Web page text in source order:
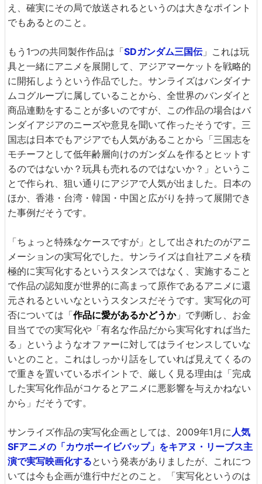
え、確実にその局で放送されるというのは大きなポイント
でもあるとのこと。
もう1つの共同製作作品は「SDガンダム三国伝」これは玩
具と一緒にアニメを展開して、アジアマーケットを戦略的
に開拓しようという作品でした。サンライズはバンダイナ
ムコグループに属していることから、全世界のバンダイと
商品連動をすることが多いのですが、この作品の場合はバ
ンダイアジアのニーズや意見を聞いて作ったそうです。三
国志は日本でもアジアでも人気があることから「三国志を
モチーフとして低年齢層向けのガンダムを作るとヒットす
るのではないか？玩具も売れるのではないか？」というこ
とで作られ、狙い通りにアジアで人気が出ました。日本の
ほか、香港・台湾・韓国・中国と広がりを持って展開でき
た事例だそうです。
「ちょっと特殊なケースですが」として出されたのがアニ
メーションの実写化でした。サンライズは自社アニメを積
極的に実写化するというスタンスではなく、実施すること
で作品の認知度が世界的に高まって原作であるアニメに還
元されるといいなというスタンスだそうです。実写化の可
否については「作品に愛があるかどうか」で判断し、お金
目当てでの実写化や「有名な作品だから実写化すれば当た
る」というようなオファーに対してはライセンスしていな
いとのこと。これはしっかり話をしていれば見えてくるの
で重きを置いているポイントで、厳しく見る理由は「完成
した実写化作品がコケるとアニメに悪影響を与えかねない
から」だそうです。
サンライズ作品の実写化企画としては、2009年1月に人気
SFアニメの「カウボーイビバップ」をキアヌ・リーブス主
演で実写映画化するという発表がありましたが、これにつ
いては今も企画が進行中だとのこと。「実写化というのは